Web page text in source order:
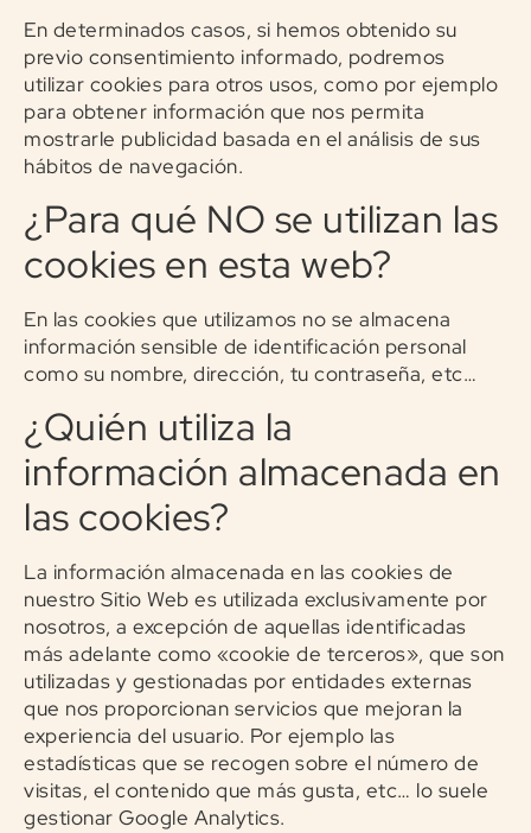
En determinados casos, si hemos obtenido su
previo consentimiento informado, podremos
utilizar cookies para otros usos, como por ejemplo
para obtener información que nos permita
mostrarle publicidad basada en el análisis de sus
hábitos de navegación.
¿Para qué NO se utilizan las
cookies en esta web?
En las cookies que utilizamos no se almacena
información sensible de identificación personal
como su nombre, dirección, tu contraseña, etc…
¿Quién utiliza la
información almacenada en
las cookies?
La información almacenada en las cookies de
nuestro Sitio Web es utilizada exclusivamente por
nosotros, a excepción de aquellas identificadas
más adelante como «cookie de terceros», que son
utilizadas y gestionadas por entidades externas
que nos proporcionan servicios que mejoran la
experiencia del usuario. Por ejemplo las
estadísticas que se recogen sobre el número de
visitas, el contenido que más gusta, etc… lo suele
gestionar Google Analytics.